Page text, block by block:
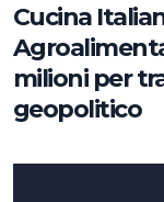
Cucina
milioni per
geopolitico